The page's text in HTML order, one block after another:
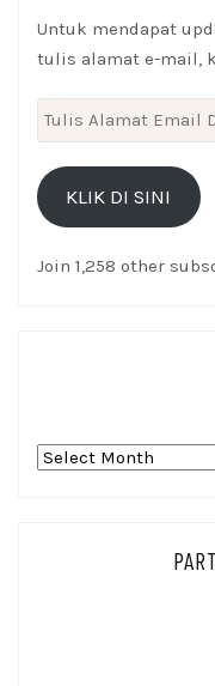
Untuk mendapat
tulis alamat e-mail,
Tulis
Alamat
Email
KLIK DI SINI
Join 1,258 other
Arsip_